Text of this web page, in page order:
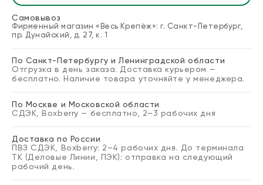
Самовывоз
Фирменный магазин «Весь Крепёж»: г. Санкт-Петербург,
пр. Дунайский, д. 27, к. 1
По Санкт-Петербургу и Ленинградской области
Отгрузка в день заказа. Доставка курьером —
бесплатно. Наличие товара уточняйте у менеджера.
По Москве и Московской области
СДЭК, Boxberry — бесплатно, 2–3 рабочих дня
Доставка по России
ПВЗ СДЭК, Boxberry: 2–4 рабочих дня. До терминала
ТК (Деловые Линии, ПЭК): отправка на следующий
рабочий день.